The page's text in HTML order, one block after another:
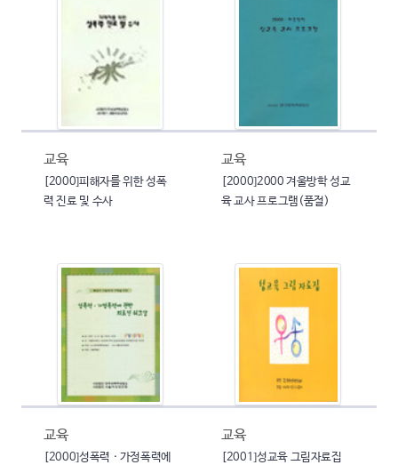
교육
[2000]피해자를 위한 성폭
력 진료 및 수사
교육
[2000]2000 겨울방학 성교
육 교사 프로그램(품절)
교육
[2000]성폭력 · 가정폭력에
교육
[2001]성교육 그림자료집